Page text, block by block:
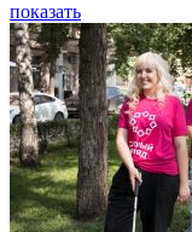
показать